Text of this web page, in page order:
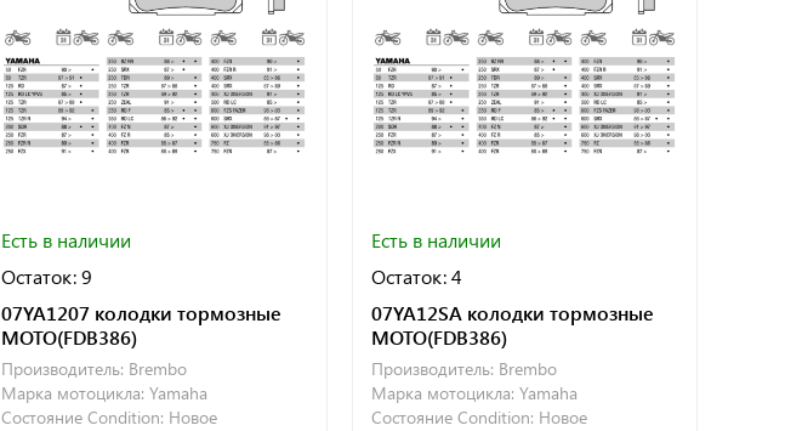
Есть в наличии
Остаток: 9
07YA1207 колодки тормозные
МОТО(FDB386)
Производитель: Brembo
Марка мотоцикла: Yamaha
Состояние Condition: Новое
Есть в наличии
Остаток: 4
07YA12SA колодки тормозные
МОТО(FDB386)
Производитель: Brembo
Марка мотоцикла: Yamaha
Состояние Condition: Новое